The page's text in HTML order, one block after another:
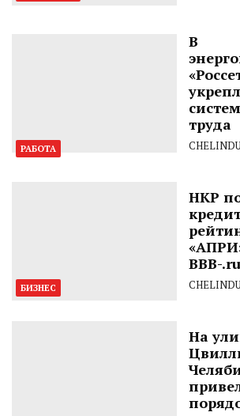
РАБОТА
В
труда
БИЗНЕС
НКР
BBB-.ru
На